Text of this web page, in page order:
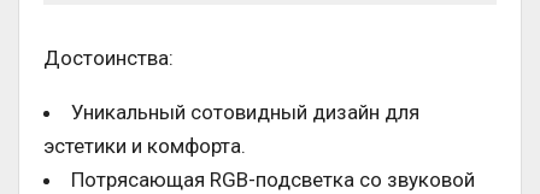
Достоинства:
Уникальный сотовидный дизайн для
эстетики и комфорта.
Потрясающая RGB-подсветка со звуковой